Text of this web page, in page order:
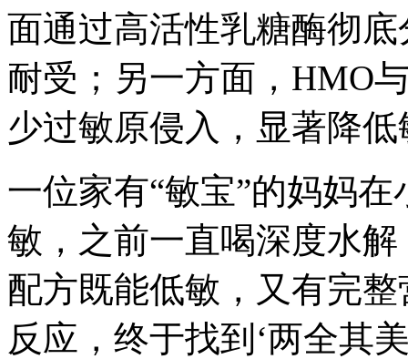
面通过高活性乳糖酶彻
耐受；另一方面，HMO
少过敏原侵入，显著降
一位家有“敏宝”的妈妈
敏，之前一直喝深度水
配方既能低敏，又有完
反应，终于找到‘两全其